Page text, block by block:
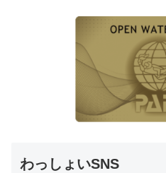
わっしょいSNS